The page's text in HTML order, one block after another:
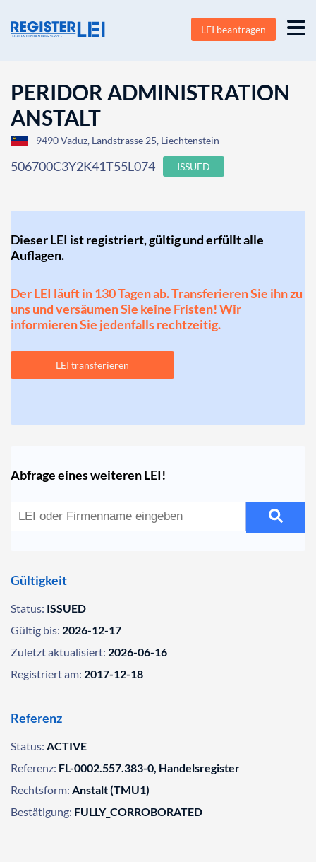
LEI beantragen
PERIDOR ADMINISTRATION
ANSTALT
9490 Vaduz, Landstrasse 25, Liechtenstein
506700C3Y2K41T55L074 ISSUED
Dieser LEI ist registriert, gültig und erfüllt alle
Auflagen.
Der LEI läuft in 130 Tagen ab. Transferieren Sie ihn zu
uns und versäumen Sie keine Fristen! Wir
informieren Sie jedenfalls rechtzeitig.
LEI transferieren
Abfrage eines weiteren LEI!
Gültigkeit
Status: ISSUED
Gültig bis: 2026-12-17
Zuletzt aktualisiert: 2026-06-16
Registriert am: 2017-12-18
Referenz
Status: ACTIVE
Referenz: FL-0002.557.383-0, Handelsregister
Rechtsform: Anstalt (TMU1)
Bestätigung: FULLY_CORROBORATED